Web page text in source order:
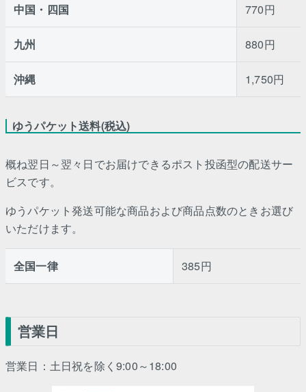
中国・四国 770円
九州 880円
沖縄 1,750円
ゆうパケット送料(税込)
概ね翌日～翌々日でお届けできるポスト投函型の配送サー
ビスです。
ゆうパケット発送可能な商品および商品点数のときお選び
いただけます。
全国一律 385円
営業日
営業日：土日祝を除く9:00～18:00